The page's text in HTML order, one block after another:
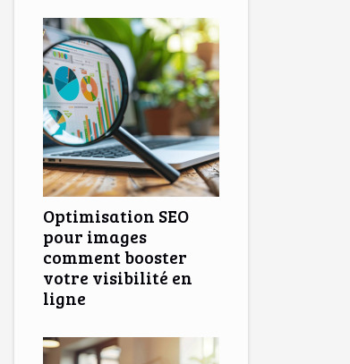
Optimisation SEO
pour images
comment booster
votre visibilité en
ligne